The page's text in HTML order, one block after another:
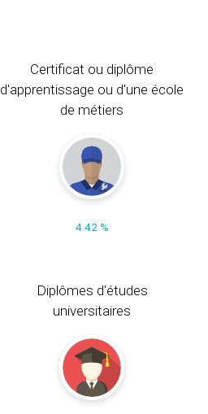
Certificat ou diplôme
d'apprentissage ou d'une école
de métiers
4.42 %
Diplômes d'études
universitaires